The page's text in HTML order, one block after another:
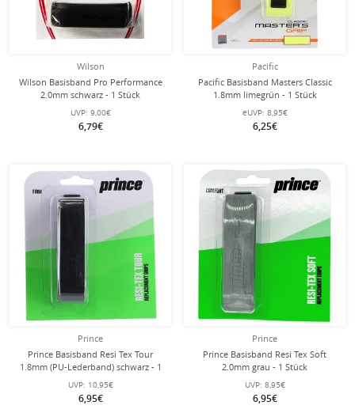
Wilson
Wilson Basisband Pro Performance
2.0mm schwarz - 1 Stück
UVP: 9,00€
6,79€
Pacific
Pacific Basisband Masters Classic
1.8mm limegrün - 1 Stück
eUVP: 8,95€
6,25€
Prince
Prince Basisband Resi Tex Tour
1.8mm (PU-Lederband) schwarz - 1
Stück
UVP: 10,95€
6,95€
Prince
Prince Basisband Resi Tex Soft
2.0mm grau - 1 Stück
UVP: 8,95€
6,95€